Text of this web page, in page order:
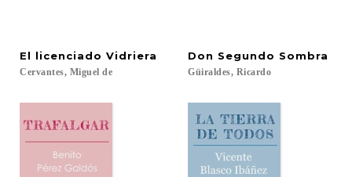
El licenciado Vidriera
Cervantes, Miguel de
Don Segundo Sombra
Güiraldes, Ricardo